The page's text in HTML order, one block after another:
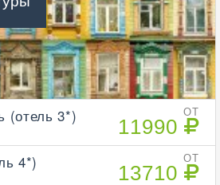
ОТ
11990
(отель 3*)
ОТ
13710
4*)